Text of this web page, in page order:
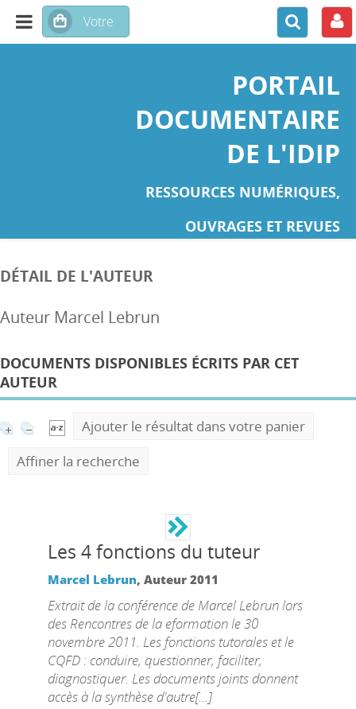
PORTAIL
DOCUMENTAIRE
DE L'IDIP
RESSOURCES NUMÉRIQUES,
OUVRAGES ET REVUES
DÉTAIL DE L'AUTEUR
Auteur Marcel Lebrun
DOCUMENTS DISPONIBLES ÉCRITS PAR CET
AUTEUR
Ajouter le résultat dans votre panier
Affiner la recherche
Les 4 fonctions du tuteur
Marcel Lebrun, Auteur 2011
Extrait de la conférence de Marcel Lebrun lors
des Rencontres de la eformation le 30
novembre 2011. Les fonctions tutorales et le
CQFD : conduire, questionner, faciliter,
diagnostiquer. Les documents joints donnent
accès à la synthèse d'autre[...]